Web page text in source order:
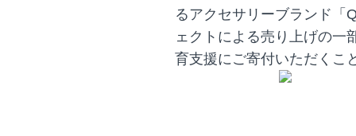
るアクセサリーブランド「
ェクトによる売り上げの一
育支援にご寄付いただくこ